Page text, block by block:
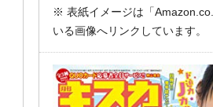
※ 表紙イメージは「
いる画像へリンクしています。